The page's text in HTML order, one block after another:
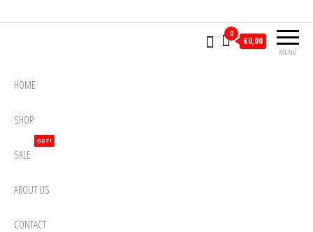
MENÚ
0
€0,00
HOME
SHOP
SALE
HOT!
ABOUT US
CONTACT